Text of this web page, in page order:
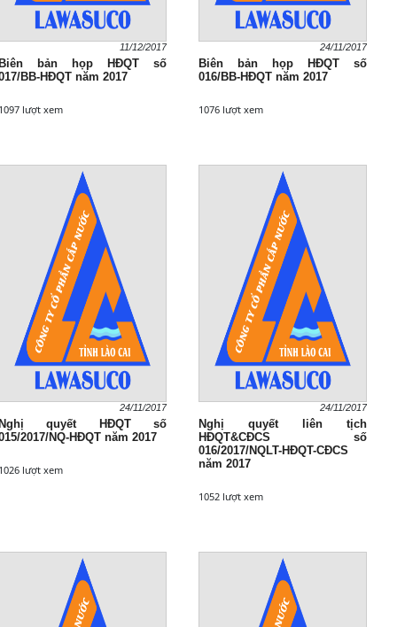
11/12/2017
bản họp HĐQT số
BB-HĐQT năm 2017
lượt xem
24/11/2017
Biên bản họp HĐQT số
016/BB-HĐQT năm 2017
1076 lượt xem
24/11/2017
quyết HĐQT số
2017/NQ-HĐQT năm 2017
lượt xem
24/11/2017
Nghị quyết liên tịch
HĐQT&CĐCS số
016/2017/NQLT-HĐQT-CĐCS
năm 2017
1052 lượt xem